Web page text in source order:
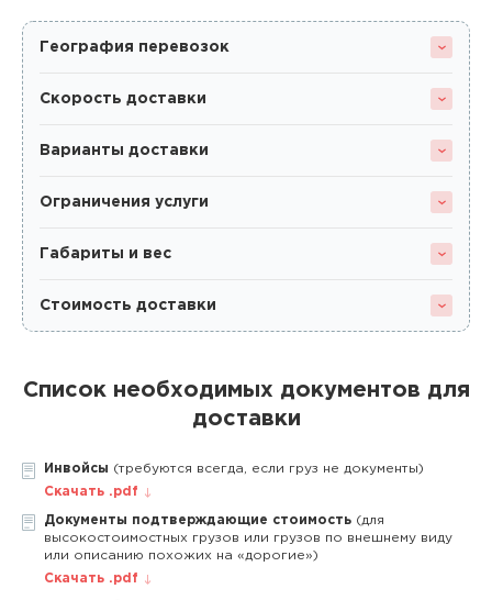
География перевозок
Скорость доставки
Варианты доставки
Ограничения услуги
Габариты и вес
Стоимость доставки
Список необходимых документов для
доставки
Инвойсы (требуются всегда, если груз не документы)
Скачать .pdf
Документы подтверждающие стоимость (для
высокостоимостных грузов или грузов по внешнему виду
или описанию похожих на «дорогие»)
Скачать .pdf